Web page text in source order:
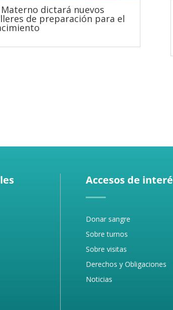
Materno dictará nuevos
de preparación para el
Accesos de
Donar sangre
Sobre turnos
Sobre visitas
Derechos y Obligaciones
Noticias